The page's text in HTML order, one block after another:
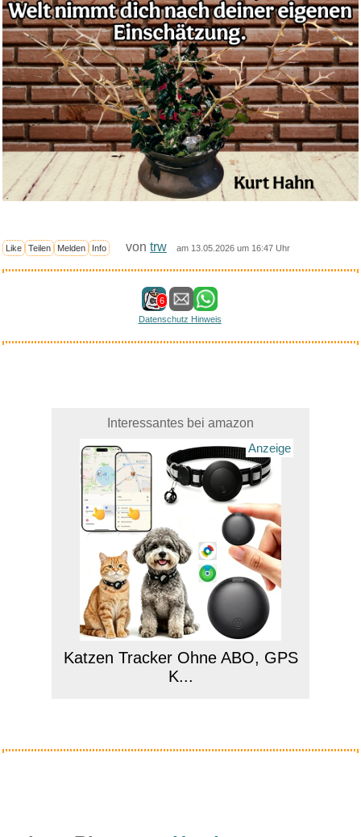
Like Teilen Melden Info von trw am 13.05.2026 um 16:47 Uhr
6
Datenschutz Hinweis
Interessantes bei amazon
Anzeige
Katzen Tracker Ohne ABO, GPS
K...